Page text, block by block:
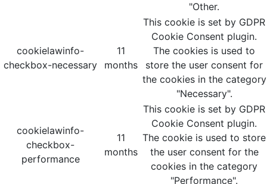
"Other.
cookielawinfo-
checkbox-necessary
11
months
This cookie is set by GDPR
Cookie Consent plugin.
The cookies is used to
store the user consent for
the cookies in the category
"Necessary".
cookielawinfo-
checkbox-
performance
11
months
This cookie is set by GDPR
Cookie Consent plugin.
The cookie is used to store
the user consent for the
cookies in the category
"Performance".